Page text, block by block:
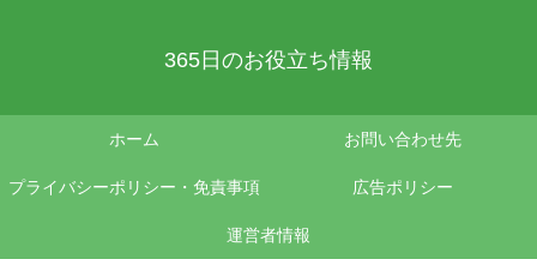
365日のお役立ち情報
ホーム お問い合わせ先
プライバシーポリシー・免責事項 広告ポリシー
運営者情報